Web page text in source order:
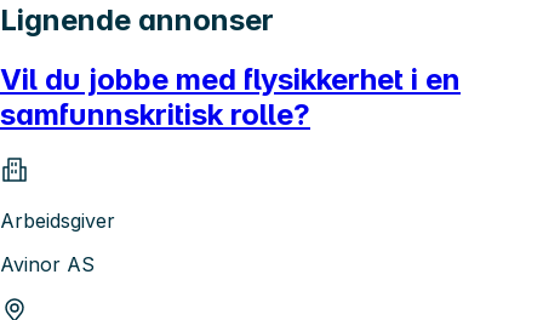
Lignende annonser
Vil du jobbe med flysikkerhet i en
samfunnskritisk rolle?
Arbeidsgiver
Avinor AS